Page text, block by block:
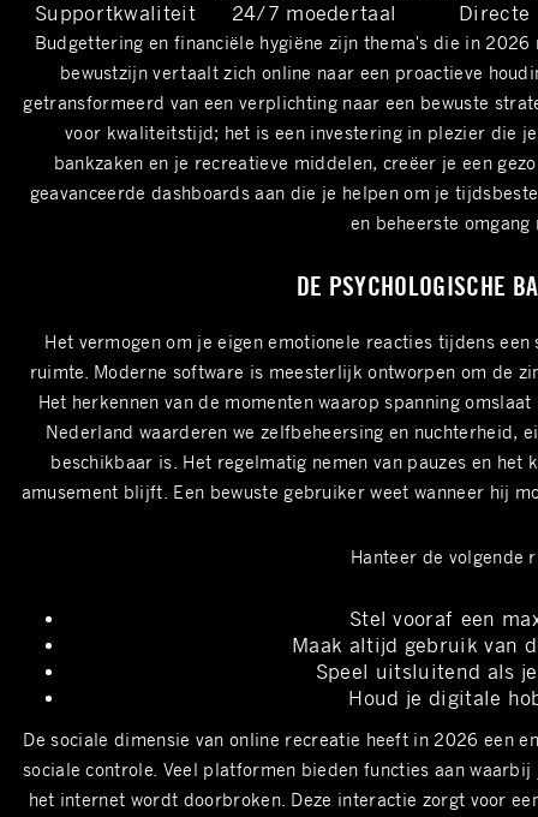
Supportkwaliteit
24/7 moedertaal Directe
Budgettering en financiële hygiëne zijn thema's die in
bewustzijn vertaalt zich online naar een proactieve
getransformeerd van een verplichting naar een bewuste
voor kwaliteitstijd; het is een investering in plezier die
bankzaken en je recreatieve middelen, creëer je een
geavanceerde dashboards aan die je helpen om je
en beheerste
DE PSYCHOLOGISCHE
Het vermogen om je eigen emotionele reacties tijdens
ruimte. Moderne software is meesterlijk ontworpen om de
Het herkennen van de momenten waarop spanning
Nederland waarderen we zelfbeheersing en nuchterheid,
beschikbaar is. Het regelmatig nemen van pauzes en
amusement blijft. Een bewuste gebruiker weet wanneer hij
Hanteer de volgende
Stel vooraf een
Maak altijd gebruik van
Speel uitsluitend als
Houd je digitale
De sociale dimensie van online recreatie heeft in 2026 een
sociale controle. Veel platformen bieden functies aan
het internet wordt doorbroken. Deze interactie zorgt voor